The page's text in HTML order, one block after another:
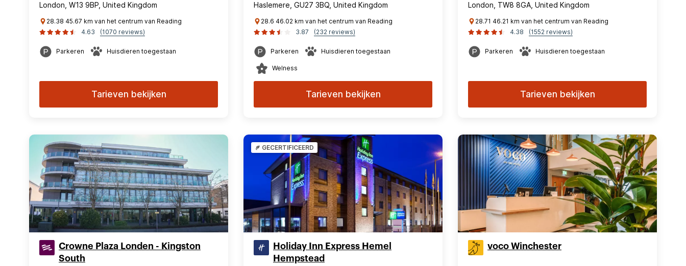
London, W13 9BP, United Kingdom
28.38 45.67 km van het centrum van Reading
4.63
(1070 reviews)
Parkeren Huisdieren toegestaan
Tarieven bekijken
Haslemere, GU27 3BQ, United Kingdom
28.6 46.02 km van het centrum van Reading
3.87
(232 reviews)
Parkeren Huisdieren toegestaan
Welness
Tarieven bekijken
London, TW8 8GA, United Kingdom
28.71 46.21 km van het centrum van Reading
4.38
(1552 reviews)
Parkeren Huisdieren toegestaan
Tarieven bekijken
Crowne Plaza Londen - Kingston
South
GECERTIFICEERD
Holiday Inn Express Hemel
Hempstead
voco Winchester